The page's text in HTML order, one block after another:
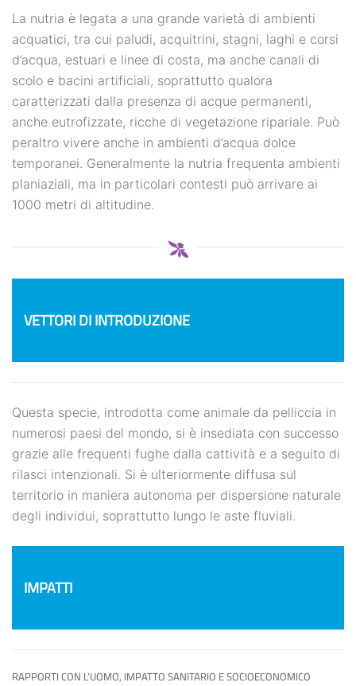
La nutria è legata a una grande varietà di ambienti
acquatici, tra cui paludi, acquitrini, stagni, laghi e corsi
d’acqua, estuari e linee di costa, ma anche canali di
scolo e bacini artificiali, soprattutto qualora
caratterizzati dalla presenza di acque permanenti,
anche eutrofizzate, ricche di vegetazione ripariale. Può
peraltro vivere anche in ambienti d’acqua dolce
temporanei. Generalmente la nutria frequenta ambienti
planiaziali, ma in particolari contesti può arrivare ai
1000 metri di altitudine.
VETTORI DI INTRODUZIONE
Questa specie, introdotta come animale da pelliccia in
numerosi paesi del mondo, si è insediata con successo
grazie alle frequenti fughe dalla cattività e a seguito di
rilasci intenzionali. Si è ulteriormente diffusa sul
territorio in maniera autonoma per dispersione naturale
degli individui, soprattutto lungo le aste fluviali.
IMPATTI
RAPPORTI CON L’UOMO, IMPATTO SANITARIO E SOCIOECONOMICO